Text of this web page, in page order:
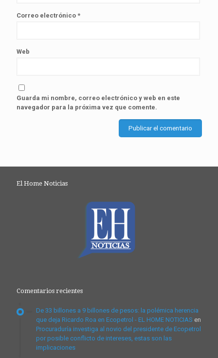
Correo electrónico *
Web
Guarda mi nombre, correo electrónico y web en este
navegador para la próxima vez que comente.
El Home Noticias
Comentarios recientes
De 33 billones a 9 billones de pesos: la polémica herencia
que deja Ricardo Roa en Ecopetrol - EL HOME NOTICIAS en
Procuraduría investiga al novio del presidente de Ecopetrol
por posible conflicto de intereses, estas son las
implicaciones